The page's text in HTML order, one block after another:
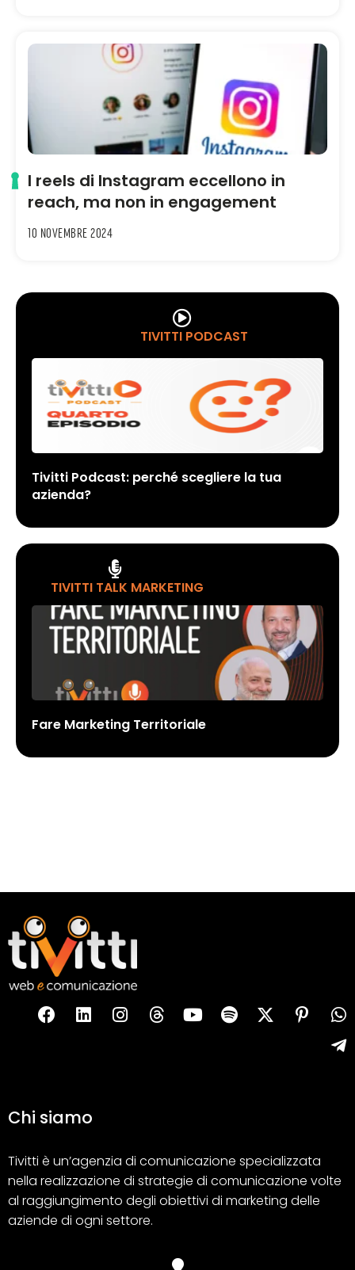
I reels di Instagram eccellono in
reach, ma non in engagement
10 Novembre 2024
TIVITTI PODCAST
Tivitti Podcast: perché scegliere la tua
azienda?
TIVITTI TALK MARKETING
Fare Marketing Territoriale
Chi siamo
Tivitti è un’agenzia di comunicazione specializzata
nella realizzazione di strategie di comunicazione volte
al raggiungimento degli obiettivi di marketing delle
aziende di ogni settore.